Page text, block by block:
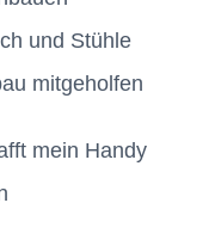
und Stühle
mitgeholfen
mein Handy